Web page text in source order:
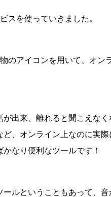
スを使っていきました。
のアイコンを用いて、オ
出来、離れると聞こえな
、オンライン上なのに実
なり便利なツールです！
ールということもあって、